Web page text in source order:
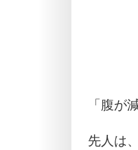
「腹が
先人は